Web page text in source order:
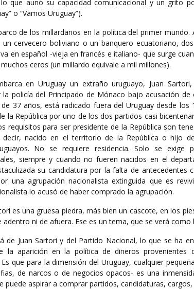
que aunó su capacidad comunicacional y un grito
o “Vamos Uruguay”).
de los millardarios en la política del primer
cervecero boliviano o un banquero ecuatoriano,
en español -vieja en francés e italiano- que surge
ceros (un millardo equivale a mil millones).
en Uruguay un extraño uruguayo, Juan
policía del Principado de Mónaco bajo acusación
37 años, está radicado fuera del Uruguay desde
la República por uno de los dos partidos casi
requisitos para ser presidente de la República son
decir, nacido en el territorio de la República o hijo
No se requiere residencia. Solo se exige
siempre y cuando no fueren nacidos en el
su candidatura por la falta de antecedentes
una agrupación nacionalista extinguida que es
lo acusó de haber comprado la agrupación.
es una gruesa piedra, más bien un cascote, en los
adentro ni de afuera. Ese es un tema, que se verá como
de Juan Sartori y del Partido Nacional, lo que se ha
la aparición en la política de dineros provenientes
que para la dimensión del Uruguay, cualquier
de narcos o de negocios opacos- es una
puede aspirar a comprar partidos, candidaturas,